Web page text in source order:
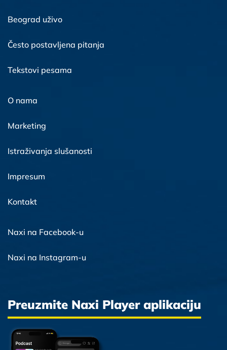
Beograd uživo
Često postavljena pitanja
Tekstovi pesama
O nama
Marketing
Istraživanja slušanosti
Impresum
Kontakt
Naxi na Facebook-u
Naxi na Instagram-u
Preuzmite Naxi Player aplikaciju